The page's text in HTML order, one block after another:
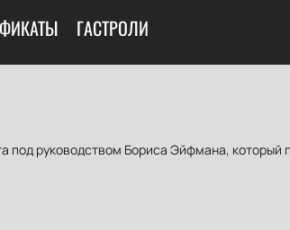
ГАСТРОЛИ
под руководством Бориса Эйфмана, который